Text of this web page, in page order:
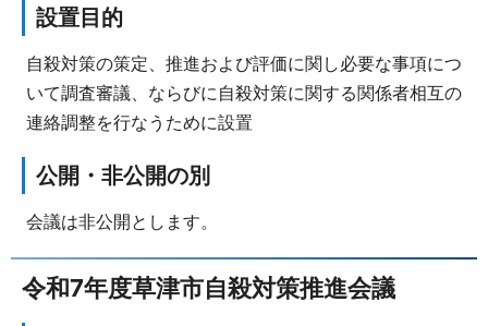
設置目的
自殺対策の策定、推進および評価に関し必要な事項につ
いて調査審議、ならびに自殺対策に関する関係者相互の
連絡調整を行なうために設置
公開・非公開の別
会議は非公開とします。
令和7年度草津市自殺対策推進会議